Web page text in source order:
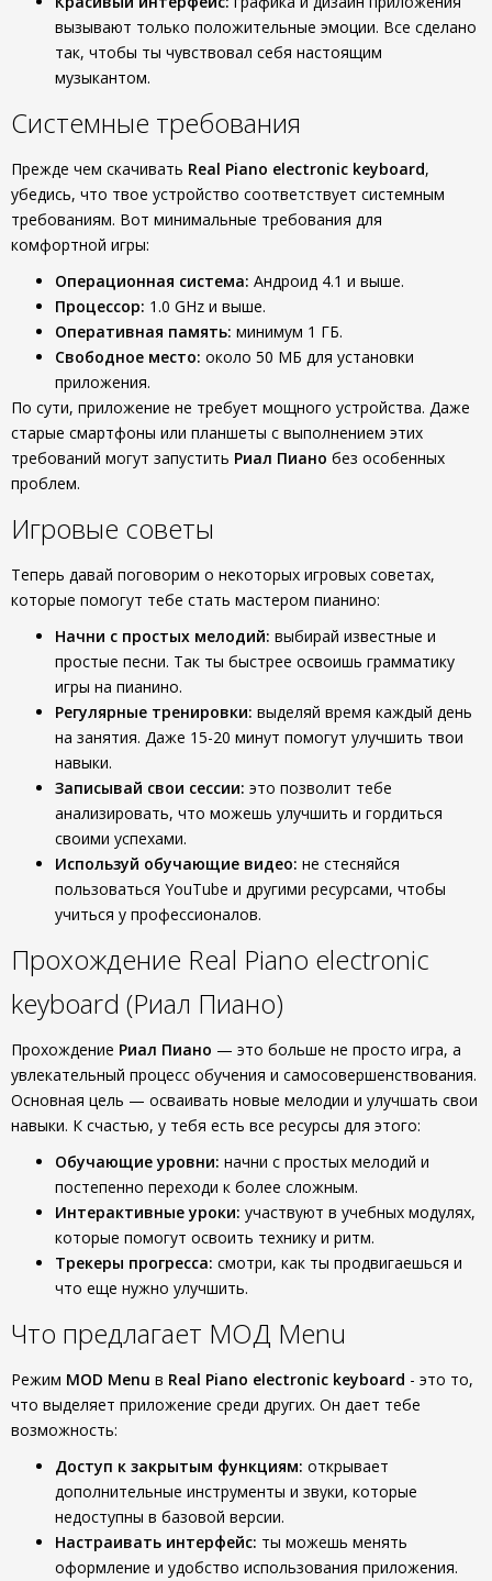
вызывают только положительные эмоции. Все сделано
так, чтобы ты чувствовал себя настоящим
музыкантом.
Системные требования
Прежде чем скачивать Real Piano electronic keyboard,
убедись, что твое устройство соответствует системным
требованиям. Вот минимальные требования для
комфортной игры:
Операционная система: Андроид 4.1 и выше.
Процессор: 1.0 GHz и выше.
Оперативная память: минимум 1 ГБ.
Свободное место: около 50 МБ для установки
приложения.
По сути, приложение не требует мощного устройства. Даже
старые смартфоны или планшеты с выполнением этих
требований могут запустить Риал Пиано без особенных
проблем.
Игровые советы
Теперь давай поговорим о некоторых игровых советах,
которые помогут тебе стать мастером пианино:
Начни с простых мелодий: выбирай известные и
простые песни. Так ты быстрее освоишь грамматику
игры на пианино.
Регулярные тренировки: выделяй время каждый день
на занятия. Даже 15-20 минут помогут улучшить твои
навыки.
Записывай свои сессии: это позволит тебе
анализировать, что можешь улучшить и гордиться
своими успехами.
Используй обучающие видео: не стесняйся
пользоваться YouTube и другими ресурсами, чтобы
учиться у профессионалов.
Прохождение Real Piano electronic
keyboard (Риал Пиано)
Прохождение Риал Пиано — это больше не просто игра, а
увлекательный процесс обучения и самосовершенствования.
Основная цель — осваивать новые мелодии и улучшать свои
навыки. К счастью, у тебя есть все ресурсы для этого:
Обучающие уровни: начни с простых мелодий и
постепенно переходи к более сложным.
Интерактивные уроки: участвуют в учебных модулях,
которые помогут освоить технику и ритм.
Трекеры прогресса: смотри, как ты продвигаешься и
что еще нужно улучшить.
Что предлагает МОД Menu
Режим MOD Menu в Real Piano electronic keyboard - это то,
что выделяет приложение среди других. Он дает тебе
возможность:
Доступ к закрытым функциям: открывает
дополнительные инструменты и звуки, которые
недоступны в базовой версии.
Настраивать интерфейс: ты можешь менять
оформление и удобство использования приложения.